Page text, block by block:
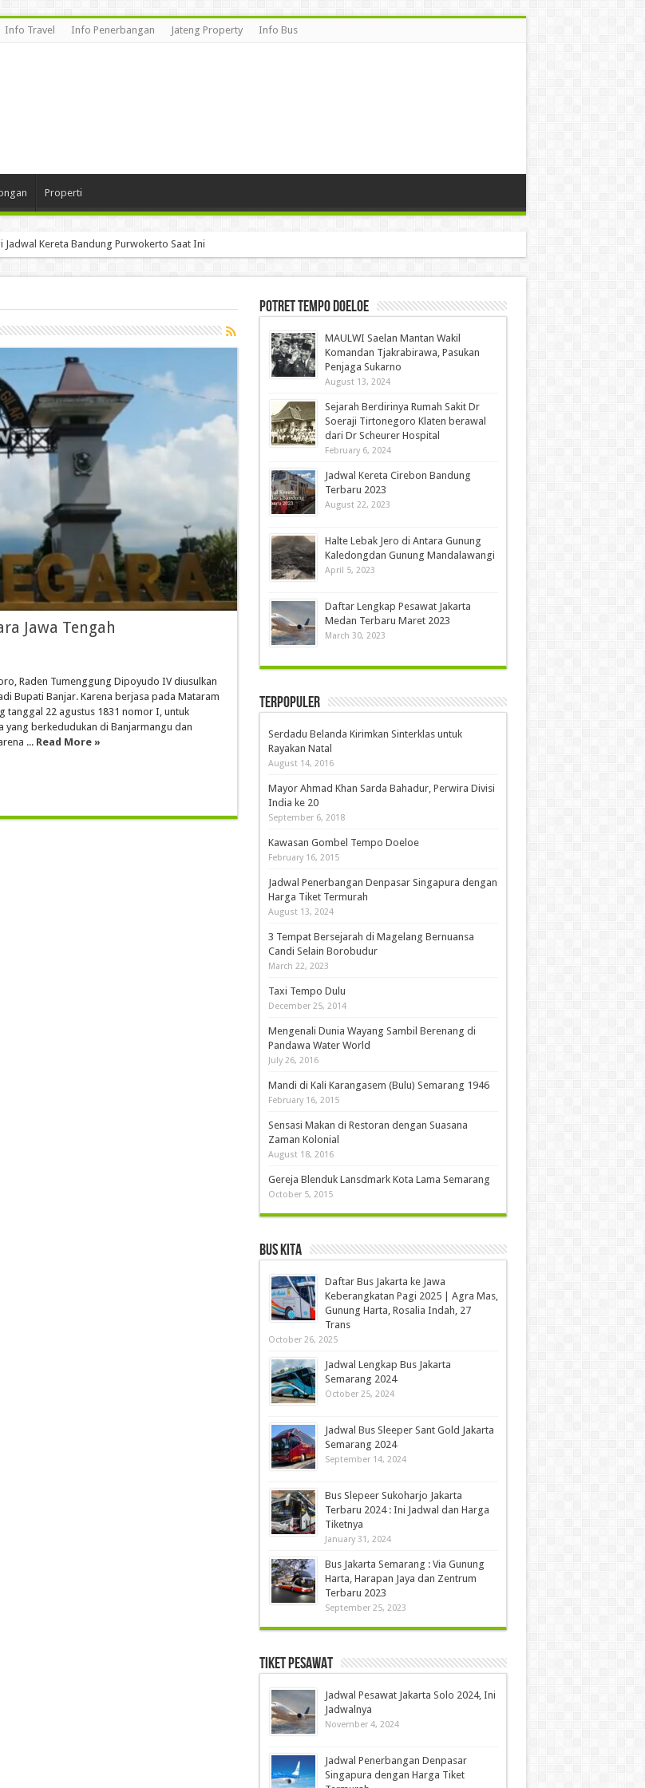
Info Travel Info Penerbangan Jateng Property Info Bus
Properti
Kereta Bandung Purwokerto Saat Ini
Jawa Tengah
Raden Tumenggung Dipoyudo IV diusulkan
Bupati Banjar. Karena berjasa pada Mataram
tanggal 22 agustus 1831 nomor I, untuk
yang berkedudukan di Banjarmangu dan
... Read More »
Potret Tempo Doeloe
MAULWI Saelan Mantan Wakil
Komandan Tjakrabirawa, Pasukan
Penjaga Sukarno
August 13, 2024
Sejarah Berdirinya Rumah Sakit Dr
Soeraji Tirtonegoro Klaten berawal
dari Dr Scheurer Hospital
February 6, 2024
Jadwal Kereta Cirebon Bandung
Terbaru 2023
August 22, 2023
Halte Lebak Jero di Antara Gunung
Kaledongdan Gunung Mandalawangi
April 5, 2023
Daftar Lengkap Pesawat Jakarta
Medan Terbaru Maret 2023
March 30, 2023
Terpopuler
Serdadu Belanda Kirimkan Sinterklas untuk
Rayakan Natal
August 14, 2016
Mayor Ahmad Khan Sarda Bahadur, Perwira Divisi
India ke 20
September 6, 2018
Kawasan Gombel Tempo Doeloe
February 16, 2015
Jadwal Penerbangan Denpasar Singapura dengan
Harga Tiket Termurah
August 13, 2024
3 Tempat Bersejarah di Magelang Bernuansa
Candi Selain Borobudur
March 22, 2023
Taxi Tempo Dulu
December 25, 2014
Mengenali Dunia Wayang Sambil Berenang di
Pandawa Water World
July 26, 2016
Mandi di Kali Karangasem (Bulu) Semarang 1946
February 16, 2015
Sensasi Makan di Restoran dengan Suasana
Zaman Kolonial
August 18, 2016
Gereja Blenduk Lansdmark Kota Lama Semarang
October 5, 2015
Bus Kita
Daftar Bus Jakarta ke Jawa
Keberangkatan Pagi 2025 | Agra Mas,
Gunung Harta, Rosalia Indah, 27
Trans
October 26, 2025
Jadwal Lengkap Bus Jakarta
Semarang 2024
October 25, 2024
Jadwal Bus Sleeper Sant Gold Jakarta
Semarang 2024
September 14, 2024
Bus Slepeer Sukoharjo Jakarta
Terbaru 2024 : Ini Jadwal dan Harga
Tiketnya
January 31, 2024
Bus Jakarta Semarang : Via Gunung
Harta, Harapan Jaya dan Zentrum
Terbaru 2023
September 25, 2023
Tiket Pesawat
Jadwal Pesawat Jakarta Solo 2024, Ini
Jadwalnya
November 4, 2024
Jadwal Penerbangan Denpasar
Singapura dengan Harga Tiket